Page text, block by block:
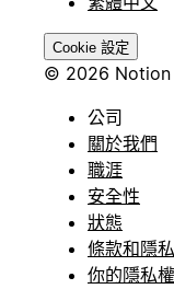
Cookie 設定
© 2026 Notion
公司
關於我們
職涯
安全性
狀態
條款和隱
你的隱私權